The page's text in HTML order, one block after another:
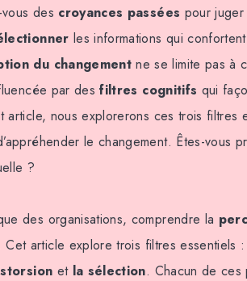
des croyances passées pour juger
les informations qui
du changement ne se limite pas à
par desfiltres cognitifs qui
article, nous explorerons ces trois filtres
le changement. Êtes-vous
?
des organisations, comprendre la
Cet article explore trois filtres essentiels :
et la sélection. Chacun de ces